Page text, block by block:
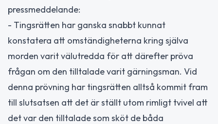
pressmeddelande:
- Tingsrätten har ganska snabbt kunnat
konstatera att omständigheterna kring själva
morden varit välutredda för att därefter pröva
frågan om den tilltalade varit gärningsman. Vid
denna prövning har tingsrätten alltså kommit fram
till slutsatsen att det är ställt utom rimligt tvivel att
det var den tilltalade som sköt de båda